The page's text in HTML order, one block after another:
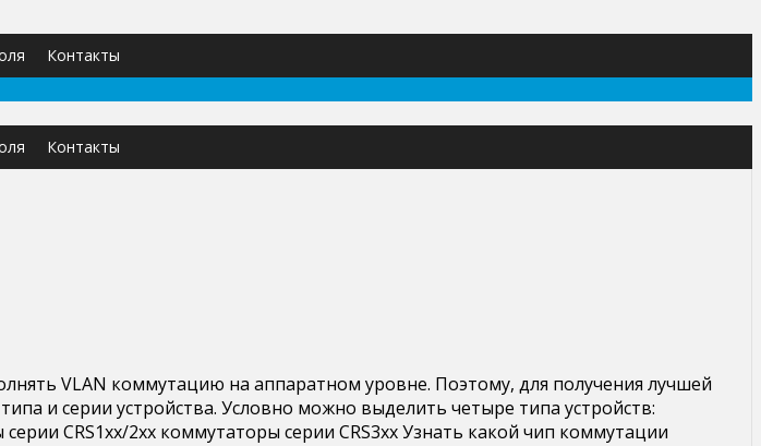
Контакты
Контакты
VLAN коммутацию на аппаратном уровне. Поэтому, для получения лучшей
и серии устройства. Условно можно выделить четыре типа устройств:
CRS1xx/2xx коммутаторы серии CRS3xx Узнать какой чип коммутации